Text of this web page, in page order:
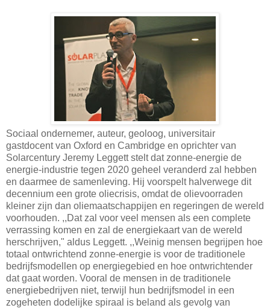
Sociaal ondernemer, auteur, geoloog, universitair
gastdocent van Oxford en Cambridge en oprichter van
Solarcentury Jeremy Leggett stelt dat zonne-energie de
energie-industrie tegen 2020 geheel veranderd zal hebben
en daarmee de samenleving. Hij voorspelt halverwege dit
decennium een grote oliecrisis, omdat de olievoorraden
kleiner zijn dan oliemaatschappijen en regeringen de wereld
voorhouden. ,,Dat zal voor veel mensen als een complete
verrassing komen en zal de energiekaart van de wereld
herschrijven," aldus Leggett. ,,Weinig mensen begrijpen hoe
totaal ontwrichtend zonne-energie is voor de traditionele
bedrijfsmodellen op energiegebied en hoe ontwrichtender
dat gaat worden. Vooral de mensen in de traditionele
energiebedrijven niet, terwijl hun bedrijfsmodel in een
zogeheten dodelijke spiraal is beland als gevolg van